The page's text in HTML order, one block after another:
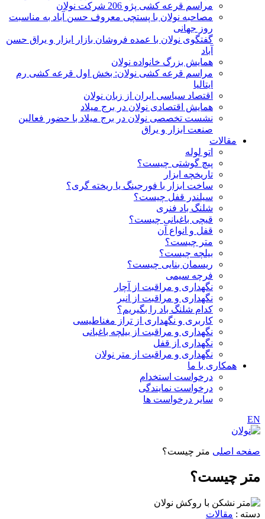
مراسم قرعه کشی پژو 206 شرکت نولان
مصاحبه نولان با پستچی معروف حسن آباد به مناسبت
روز جهانی
گفتگوی نولان با عمده فروشان بازار ابزار و یراق حسن
آباد
همایش بزرگ خانواده نولان
مراسم قرعه کشی نولان: بخش اول قرعه کشی رم
ایتالیا
اقتصاد سیاسی ایران از زبان نولان
همایش اقتصادی نولان در برج میلاد
نشست تخصصی نولان در برج میلاد با حضور فعالین
صنعت ابزار و یراق
مقالات
اتو لوله
پیچ گوشتی چیست؟
تاریخچه ابزار
ساخت ابزار با فورجینگ یا ریخته گری؟
سیلندر قفل چیست؟
شلنگ باد فنری
قیچی باغبانی چیست؟
قفل و انواع آن
متر چیست؟
بیلچه چیست؟
ریسمان بنایی چیست؟
فرچه سیمی
نگهداری و مراقبت از آچار
نگهداری و مراقبت از انبر
کدام شلنگ باد را بگیریم؟
کاربری و نگهداری از تراز مغناطیسی
نگهداری و مراقبت از بیلچه باغبانی
نگهداری از قفل
نگهداری و مراقبت از متر نولان
همکاری با ما
درخواست استخدام
درخواست نمایندگی
سایر درخواست ها
EN
صفحه اصلی متر چیست؟
متر چیست؟
دسته : مقالات